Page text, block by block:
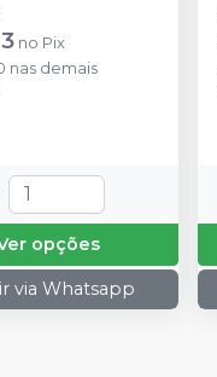
no Pix
nas demais
opções
via Whatsapp